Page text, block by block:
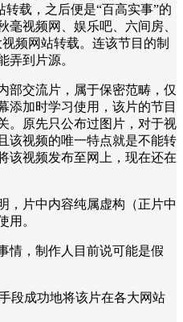
载，之后便是“百高实事”的
毫视频网、娱乐吧、六间房、
频网站转载。连该节目的制
弄到片源。
部交流片，属于保密范畴，仅
添加时学习使用，该片的节目
。原先只公布过图片，对于视
该视频的唯一特点就是不能转
该视频发布至网上，现在还在
，片中内容纯属虚构（正片中
用。
情，制作人目前说可能是假
段成功地将该片在各大网站